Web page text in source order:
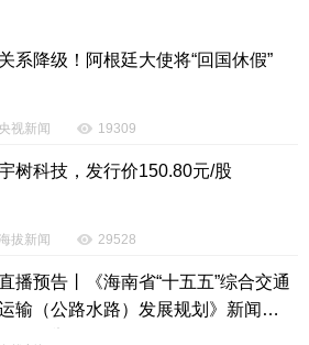
关系降级！阿根廷大使将“回国休假”
视新闻 19309
树科技，发行价150.80元/股
拔新闻 29528
播预告丨《海南省“十五五”综合交通
输（公路水路）发展规划》新闻发